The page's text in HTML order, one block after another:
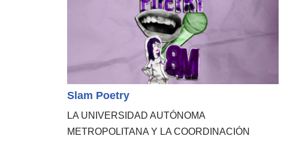
Slam Poetry
LA UNIVERSIDAD AUTÓNOMA
METROPOLITANA Y LA COORDINACIÓN